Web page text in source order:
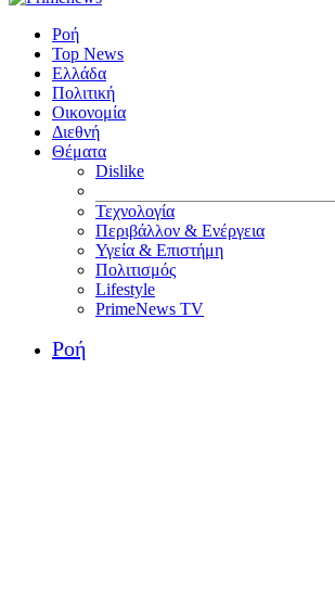
Ροή
Top News
Ελλάδα
Πολιτική
Οικονομία
Διεθνή
Θέματα
Dislike
Τεχνολογία
Περιβάλλον & Ενέργεια
Υγεία & Επιστήμη
Πολιτισμός
Lifestyle
PrimeNews TV
Ροή